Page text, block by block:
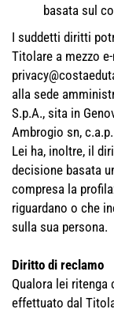
basata sul
I suddetti diritti
Titolare a mezzo
alla sede
S.p.A., sita in
Ambrogio sn,
Lei ha, inoltre, il
decisione basata
compresa la
riguardano o che
sulla sua persona.
Diritto di reclamo
Qualora lei
effettuato dal